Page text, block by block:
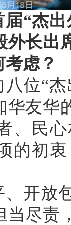
“杰
外长出
虑？
位“
华友华
、民
的初
、开放
当尽责